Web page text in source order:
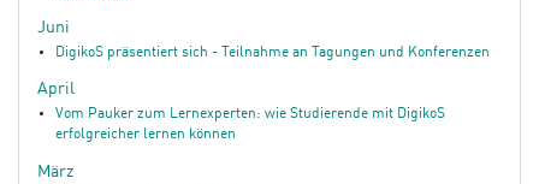
Juni
DigikoS präsentiert sich - Teilnahme an Tagungen und Konferenzen
April
Vom Pauker zum Lernexperten: wie Studierende mit DigikoS
erfolgreicher lernen können
März